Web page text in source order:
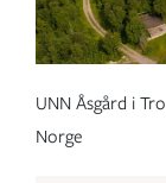
UNN Åsgård i
Norge